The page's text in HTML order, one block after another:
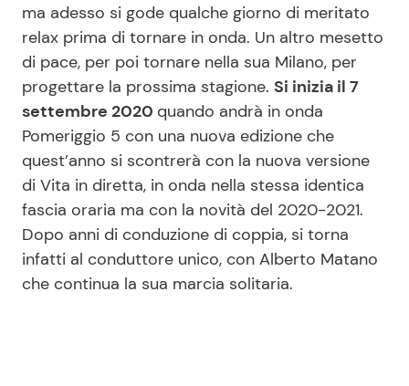
ma adesso si gode qualche giorno di meritato
relax prima di tornare in onda. Un altro mesetto
di pace, per poi tornare nella sua Milano, per
progettare la prossima stagione. Si inizia il 7
settembre 2020 quando andrà in onda
Pomeriggio 5 con una nuova edizione che
quest’anno si scontrerà con la nuova versione
di Vita in diretta, in onda nella stessa identica
fascia oraria ma con la novità del 2020-2021.
Dopo anni di conduzione di coppia, si torna
infatti al conduttore unico, con Alberto Matano
che continua la sua marcia solitaria.